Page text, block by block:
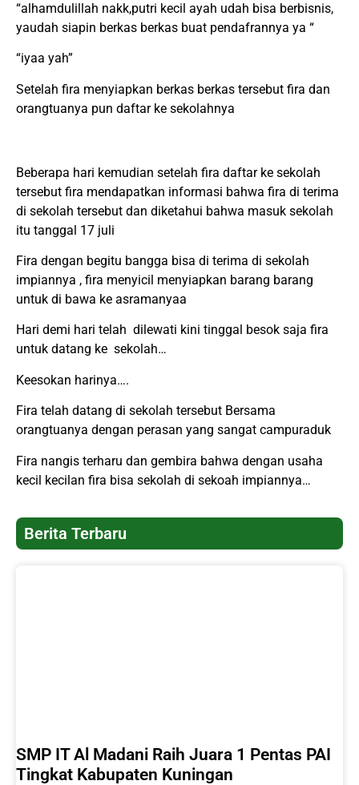
“alhamdulillah nakk,putri kecil ayah udah bisa berbisnis,
yaudah siapin berkas berkas buat pendafrannya ya “
“iyaa yah”
Setelah fira menyiapkan berkas berkas tersebut fira dan
orangtuanya pun daftar ke sekolahnya
Beberapa hari kemudian setelah fira daftar ke sekolah
tersebut fira mendapatkan informasi bahwa fira di terima
di sekolah tersebut dan diketahui bahwa masuk sekolah
itu tanggal 17 juli
Fira dengan begitu bangga bisa di terima di sekolah
impiannya , fira menyicil menyiapkan barang barang
untuk di bawa ke asramanyaa
Hari demi hari telah dilewati kini tinggal besok saja fira
untuk datang ke sekolah…
Keesokan harinya….
Fira telah datang di sekolah tersebut Bersama
orangtuanya dengan perasan yang sangat campuraduk
Fira nangis terharu dan gembira bahwa dengan usaha
kecil kecilan fira bisa sekolah di sekoah impiannya…
Berita Terbaru
SMP IT Al Madani Raih Juara 1 Pentas PAI
Tingkat Kabupaten Kuningan